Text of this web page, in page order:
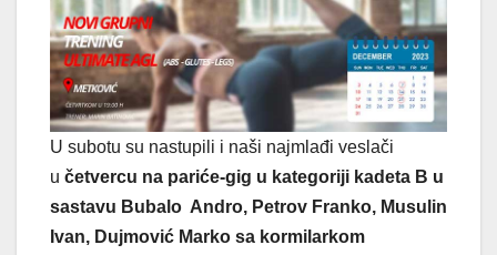
U subotu su nastupili i naši najmlađi veslači
u četvercu na pariće-gig u kategoriji kadeta B u
sastavu Bubalo Andro, Petrov Franko, Musulin
Ivan, Dujmović Marko sa kormilarkom